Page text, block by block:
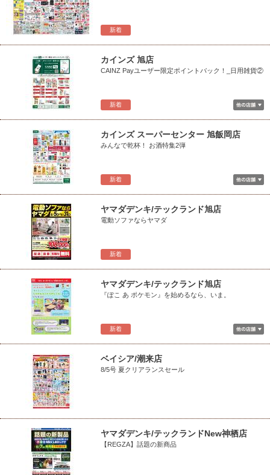
新着
新着
カインズ 旭店
CAINZ Payユーザー限定ポイントバック！_日用雑貨②
新着
カインズ スーパーセンター 旭飯岡店
みんなで乾杯！ お酒特集2弾
新着
ヤマダデンキ/テックランド旭店
電動ソファならヤマダ
新着
ヤマダデンキ/テックランド旭店
『ぽこ あ ポケモン』を始めるなら、いま。
ベイシア/潮来店
8/5号 夏クリアランスセール
ヤマダデンキ/テックランドNew神栖店
【REGZA】話題の新商品